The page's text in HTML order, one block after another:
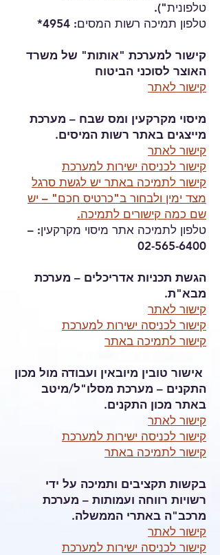
טלפונית").
טלפון תמיכה רשות המסים: 4954*
קישור למערכת "אותות" של משרד
האוצר לסוכני הביטוח
קישור לאתר
מיסוי מקרקעין ומס שבח – מערכת
מייצגים באתר רשות המיסים.
קישור לאתר
קישור לכניסה ישירות למערכת
קישור לתמיכה באתר יש לגשת סרגל
מצד ימין ולבחור ב"כרטיס חכם" – יש
שם כמה קישורים לתמיכה.
טלפון לתמיכה אתר מיסוי מקרקעין: –
02-565-6400
הגשת תכניות אדריכלים – מערכת
מבא"ת.
קישור לאתר
קישור לכניסה ישירות למערכת
קישור לתמיכה באתר
אישור טובין מיובאין ועבודה מול מכון
התקנים – מערכת מסלו"ל/מיטב
באתר מכון התקנים.
קישור לאתר
קישור לכניסה ישירות למערכת
קישור לתמיכה באתר
בקשות תקציבים ותמיכה על ידי
רשויות רווחה ועמותות – מערכת
מרכב"ה באתרי הממשלה.
קישור לאתר
קישור לכניסה ישירות למערכת